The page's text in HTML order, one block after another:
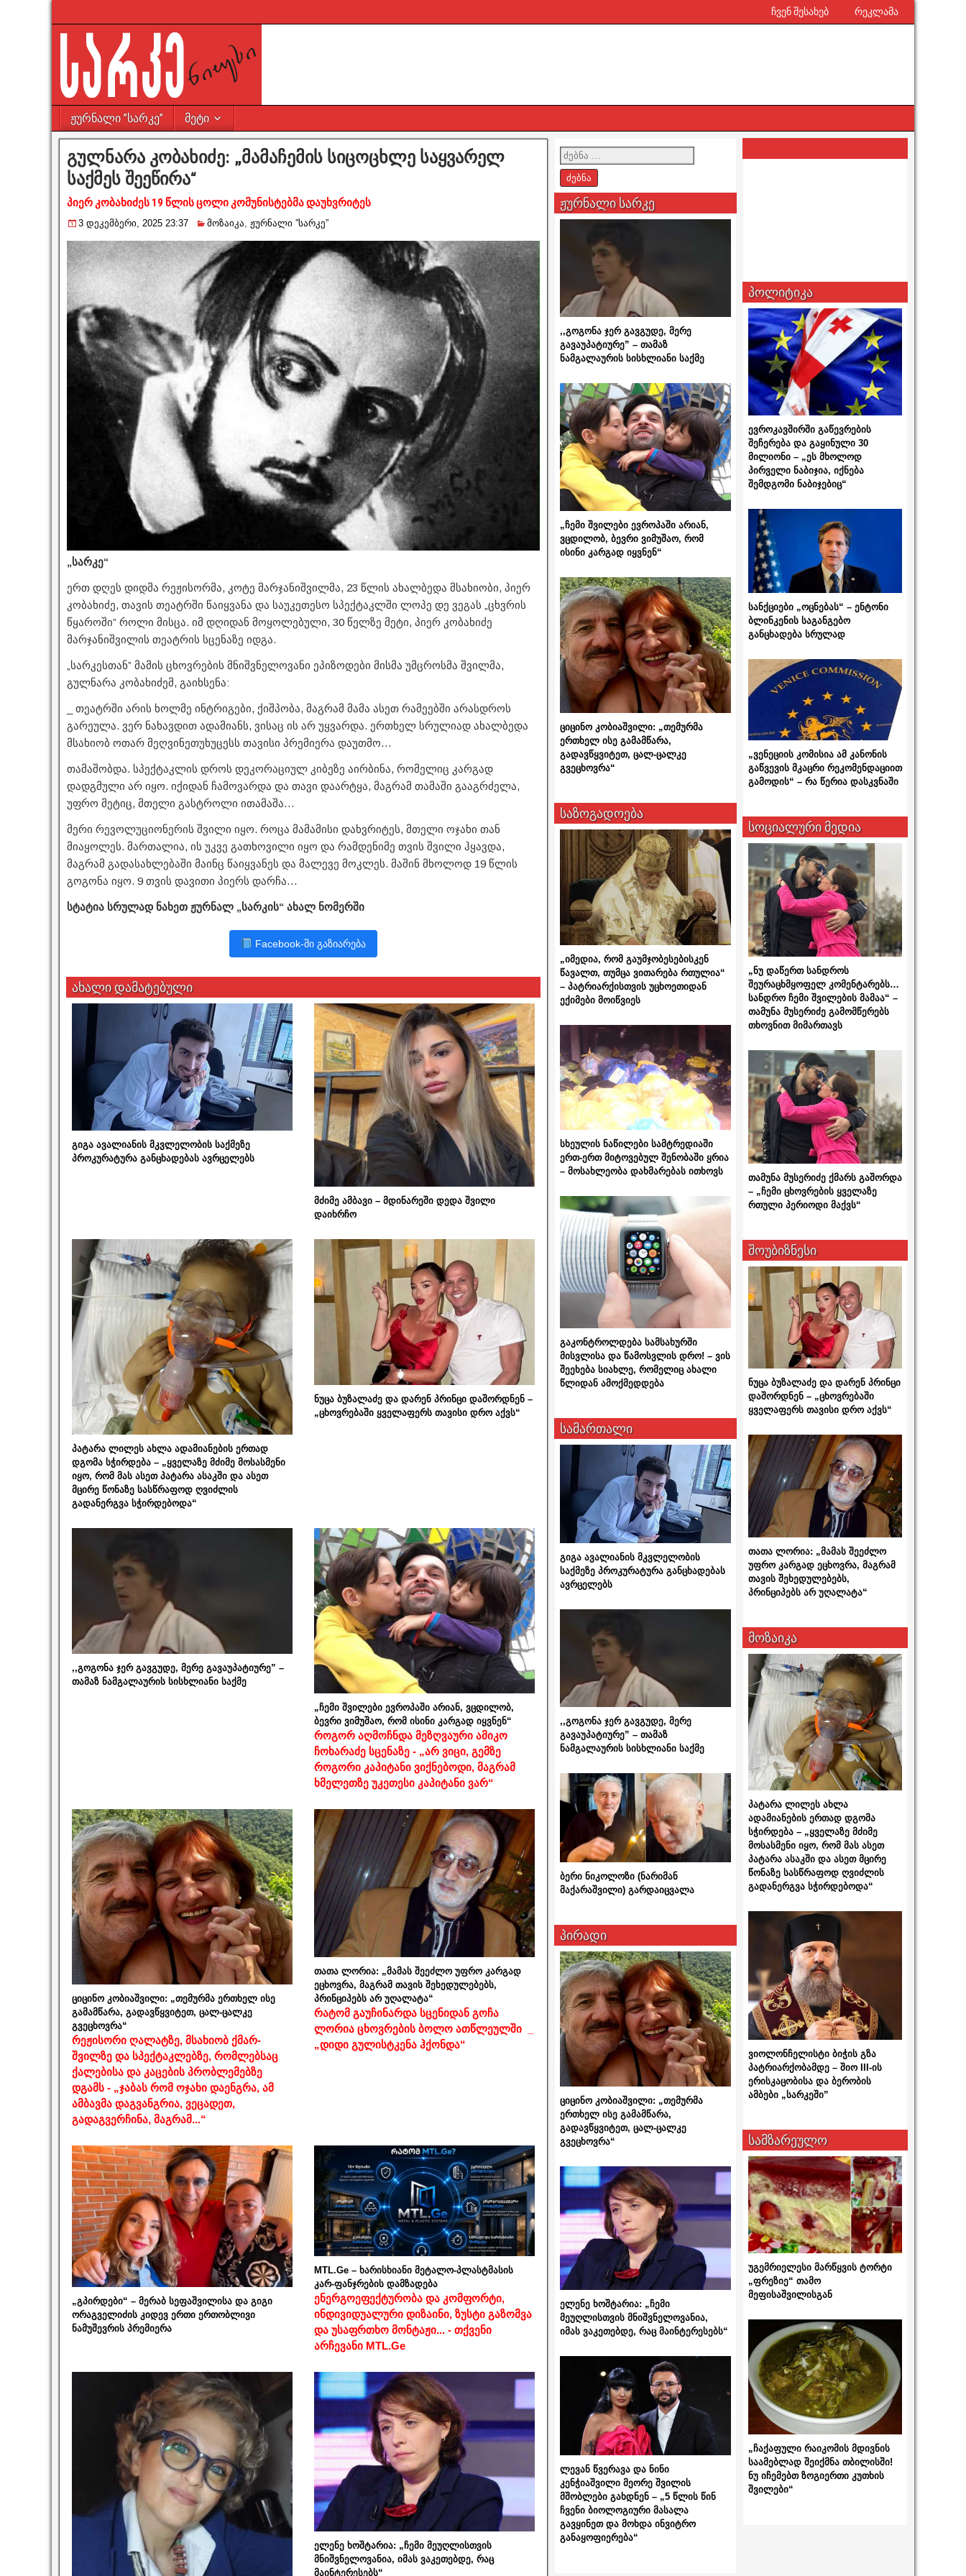
ჩვენ შესახებ რეკლამა
ჟურნალი ”სარკე” მეტი
გულნარა კობახიძე: „მამაჩემის სიცოცხლე საყვარელ
საქმეს შეეწირა“
პიერ კობახიძეს 19 წლის ცოლი კომუნისტებმა დაუხვრიტეს
3 დეკემბერი, 2025 23:37 მოზაიკა, ჟურნალი ”სარკე”
„სარკე“
ერთ დღეს დიდმა რეჟისორმა, კოტე მარჯანიშვილმა, 23 წლის ახალბედა მსახიობი, პიერ
კობახიძე, თავის თეატრში წაიყვანა და საუკეთესო სპექტაკლში ლოპე დე ვეგას „ცხვრის
წყაროში” როლი მისცა. იმ დღიდან მოყოლებული, 30 წელზე მეტი, პიერ კობახიძე
მარჯანიშვილის თეატრის სცენაზე იდგა.
„სარკესთან” მამის ცხოვრების მნიშვნელოვანი ეპიზოდები მისმა უმცროსმა შვილმა,
გულნარა კობახიძემ, გაიხსენა:
_ თეატრში არის ხოლმე ინტრიგები, ქიშპობა, მაგრამ მამა ასეთ რამეებში არასდროს
გარეულა. ვერ ნახავდით ადამიანს, ვისაც ის არ უყვარდა. ერთხელ სრულიად ახალბედა
მსახიობ ოთარ მეღვინეთუხუცესს თავისი პრემიერა დაუთმო…
თამაშობდა. სპექტაკლის დროს დეკორაციულ კიბეზე აირბინა, რომელიც კარგად
დადგმული არ იყო. იქიდან ჩამოვარდა და თავი დაარტყა, მაგრამ თამაში გააგრძელა,
უფრო მეტიც, მთელი გასტროლი ითამაშა…
მერი რევოლუციონერის შვილი იყო. როცა მამამისი დახვრიტეს, მთელი ოჯახი თან
მიაყოლეს. მართალია, ის უკვე გათხოვილი იყო და რამდენიმე თვის შვილი ჰყავდა,
მაგრამ გადასახლებაში მაინც წაიყვანეს და მალევე მოკლეს. მაშინ მხოლოდ 19 წლის
გოგონა იყო. 9 თვის დავითი პიერს დარჩა…
სტატია სრულად ნახეთ ჟურნალ „სარკის“ ახალ ნომერში
Facebook-ში გაზიარება
ახალი დამატებული
გიგა ავალიანის მკვლელობის საქმეზე
პროკურატურა განცხადებას ავრცელებს
მძიმე ამბავი – მდინარეში დედა შვილი
დაიხრჩო
პატარა ლილეს ახლა ადამიანების ერთად
დგომა სჭირდება – „ყველაზე მძიმე მოსასმენი
იყო, რომ მას ასეთ პატარა ასაკში და ასეთ
მცირე წონაზე სასწრაფოდ ღვიძლის
გადანერგვა სჭირდებოდა“
ნუცა ბუზალაძე და დარენ პრინცი დაშორდნენ –
„ცხოვრებაში ყველაფერს თავისი დრო აქვს“
,,გოგონა ჯერ გავგუდე, მერე გავაუპატიურე” –
თამაზ ნამგალაურის სისხლიანი საქმე
„ჩემი შვილები ევროპაში არიან, ვცდილობ,
ბევრი ვიმუშაო, რომ ისინი კარგად იყვნენ“
როგორ აღმოჩნდა მეზღვაური ამიკო
ჩოხარაძე სცენაზე - „არ ვიცი, გემზე
როგორი კაპიტანი ვიქნებოდი, მაგრამ
ხმელეთზე უკეთესი კაპიტანი ვარ“
ციცინო კობიაშვილი: „თემურმა ერთხელ ისე
გამამწარა, გადავწყვიტეთ, ცალ-ცალკე
გვეცხოვრა“
რეჟისორი ღალატზე, მსახიობ ქმარ-
შვილზე და სპექტაკლებზე, რომლებსაც
ქალებისა და კაცების პრობლემებზე
დგამს - „ჯაბას რომ ოჯახი დაენგრა, ამ
ამბავმა დაგვანგრია, ვეცადეთ,
გადაგვერჩინა, მაგრამ...“
თათა ლორია: „მამას შეეძლო უფრო კარგად
ეცხოვრა, მაგრამ თავის შეხედულებებს,
პრინციპებს არ უღალატა“
რატომ გაუჩინარდა სცენიდან გოჩა
ლორია ცხოვრების ბოლო ათწლეულში _
„დიდი გულისტკენა ჰქონდა“
„გპირდები“ – მერაბ სეფაშვილისა და გიგი
ორაგველიძის კიდევ ერთი ერთობლივი
ნამუშევრის პრემიერა
MTL.Ge – ხარისხიანი მეტალო-პლასტმასის
კარ-ფანჯრების დამზადება
ენერგოეფექტურობა და კომფორტი,
ინდივიდუალური დიზაინი, ზუსტი გაზომვა
და უსაფრთხო მონტაჟი... - თქვენი
არჩევანი MTL.Ge
ელენე ხოშტარია: „ჩემი მეუღლისთვის
მნიშვნელოვანია, იმას ვაკეთებდე, რაც
მაინტერესებს“
ჟურნალი სარკე
,,გოგონა ჯერ გავგუდე, მერე
გავაუპატიურე” – თამაზ
ნამგალაურის სისხლიანი საქმე
„ჩემი შვილები ევროპაში არიან,
ვცდილობ, ბევრი ვიმუშაო, რომ
ისინი კარგად იყვნენ“
ციცინო კობიაშვილი: „თემურმა
ერთხელ ისე გამამწარა,
გადავწყვიტეთ, ცალ-ცალკე
გვეცხოვრა“
საზოგადოება
„იმედია, რომ გაუმჯობესებისკენ
წავალთ, თუმცა ვითარება რთულია“
– პატრიარქისთვის უცხოეთიდან
ექიმები მოიწვიეს
სხეულის ნაწილები სამტრედიაში
ერთ-ერთ მიტოვებულ შენობაში ყრია
– მოსახლეობა დახმარებას ითხოვს
გაკონტროლდება სამსახურში
მისვლისა და წამოსვლის დრო! – ვის
შეეხება სიახლე, რომელიც ახალი
წლიდან ამოქმედდება
სამართალი
გიგა ავალიანის მკვლელობის
საქმეზე პროკურატურა განცხადებას
ავრცელებს
,,გოგონა ჯერ გავგუდე, მერე
გავაუპატიურე” – თამაზ
ნამგალაურის სისხლიანი საქმე
ბერი ნიკოლოზი (ნარიმან
მაქარაშვილი) გარდაიცვალა
პირადი
ციცინო კობიაშვილი: „თემურმა
ერთხელ ისე გამამწარა,
გადავწყვიტეთ, ცალ-ცალკე
გვეცხოვრა“
ელენე ხოშტარია: „ჩემი
მეუღლისთვის მნიშვნელოვანია,
იმას ვაკეთებდე, რაც მაინტერესებს“
ლევან წვერავა და ნინი
კენჭიაშვილი მეორე შვილის
მშობლები გახდნენ – „5 წლის წინ
ჩვენი ბიოლოგიური მასალა
გავყინეთ და მოხდა ინვიტრო
განაყოფიერება“
პოლიტიკა
ევროკავშირში გაწევრების
შეჩერება და გაყინული 30
მილიონი – „ეს მხოლოდ
პირველი ნაბიჯია, იქნება
შემდგომი ნაბიჯებიც“
სანქციები „ოცნებას“ – ენტონი
ბლინკენის საგანგებო
განცხადება სრულად
„ვენეციის კომისია ამ კანონის
გაწვევის მკაცრი რეკომენდაციით
გამოდის“ – რა წერია დასკვნაში
სოციალური მედია
„ნუ დაწერთ სანდროს
შეურაცხმყოფელ კომენტარებს…
სანდრო ჩემი შვილების მამაა“ –
თამუნა მუსერიძე გამომწერებს
თხოვნით მიმართავს
თამუნა მუსერიძე ქმარს გაშორდა
– „ჩემი ცხოვრების ყველაზე
რთული პერიოდი მაქვს“
შოუბიზნესი
ნუცა ბუზალაძე და დარენ პრინცი
დაშორდნენ – „ცხოვრებაში
ყველაფერს თავისი დრო აქვს“
თათა ლორია: „მამას შეეძლო
უფრო კარგად ეცხოვრა, მაგრამ
თავის შეხედულებებს,
პრინციპებს არ უღალატა“
მოზაიკა
პატარა ლილეს ახლა
ადამიანების ერთად დგომა
სჭირდება – „ყველაზე მძიმე
მოსასმენი იყო, რომ მას ასეთ
პატარა ასაკში და ასეთ მცირე
წონაზე სასწრაფოდ ღვიძლის
გადანერგვა სჭირდებოდა“
ვიოლონჩელისტი ბიჭის გზა
პატრიარქობამდე – შიო III-ის
ერისკაცობისა და ბერობის
ამბები „სარკეში”
სამზარეულო
უგემრიელესი მარწყვის ტორტი
„ფრეზიე“ თამო
მეფისაშვილისგან
„ჩაქაფული რაიკომის მდივნის
საამებლად შეიქმნა თბილისში!
ნუ იჩემებთ ზოგიერთი კუთხის
შვილები“